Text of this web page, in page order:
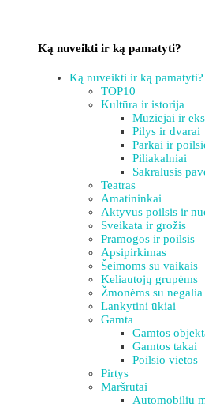
Ką nuveikti ir ką pamatyti?
Ką nuveikti ir ką pamatyti?
TOP10
Kultūra ir istorija
Muziejai ir
Pilys ir dvarai
Parkai ir
Piliakalniai
Sakralusis
Teatras
Amatininkai
Aktyvus poilsis ir
Sveikata ir grožis
Pramogos ir poilsis
Apsipirkimas
Šeimoms su vaikais
Keliautojų grupėms
Žmonėms su negalia
Lankytini ūkiai
Gamta
Gamtos
Gamtos takai
Poilsio vietos
Pirtys
Maršrutai
Automobilių